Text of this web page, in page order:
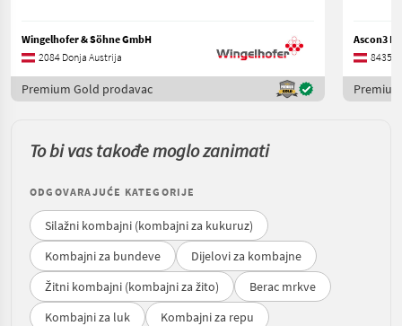
Wingelhofer & Söhne GmbH
2084 Donja Austrija
Premium Gold prodavac
Ascon3
8435
To bi vas takođe moglo zanimati
ODGOVARAJUĆE KATEGORIJE
Silažni kombajni (kombajni za kukuruz)
Kombajni za bundeve
Dijelovi za kombajne
Žitni kombajni (kombajni za žito)
Berac mrkve
Kombajni za luk
Kombajni za repu